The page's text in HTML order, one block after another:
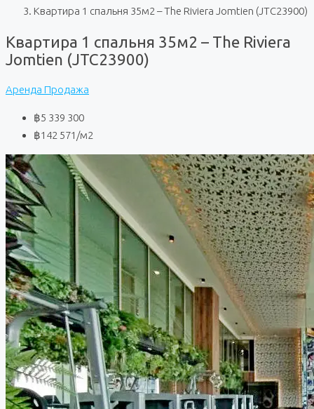
Квартира 1 спальня 35м2 – The Riviera Jomtien (JTC23900)
Квартира 1 спальня 35м2 – The Riviera
Jomtien (JTC23900)
Аренда Продажа
฿5 339 300
฿142 571 /м2